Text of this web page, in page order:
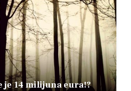
je 14 milijuna eura!?